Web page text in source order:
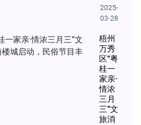
2025-
03-28
梧州
万秀
区“粤
桂一
家亲·
情浓
三月
三”文
旅消